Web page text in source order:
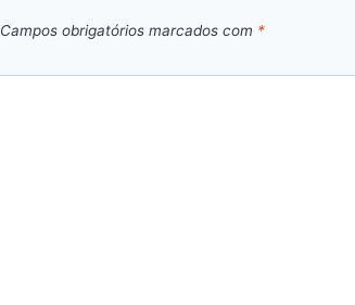
Campos obrigatórios marcados com *